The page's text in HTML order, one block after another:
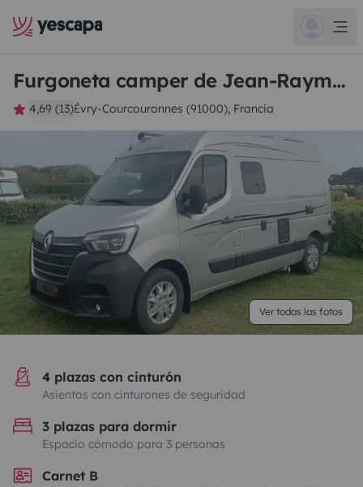
Furgoneta camper de Jean-Raymond
4,69 (13)Évry-Courcouronnes (91000), Francia
Ver todas las fotos
4 plazas con cinturón
Asientos con cinturones de seguridad
3 plazas para dormir
Espacio cómodo para 3 personas
Carnet B